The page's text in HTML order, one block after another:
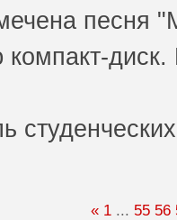
песня
компакт-
« 1... 55 56